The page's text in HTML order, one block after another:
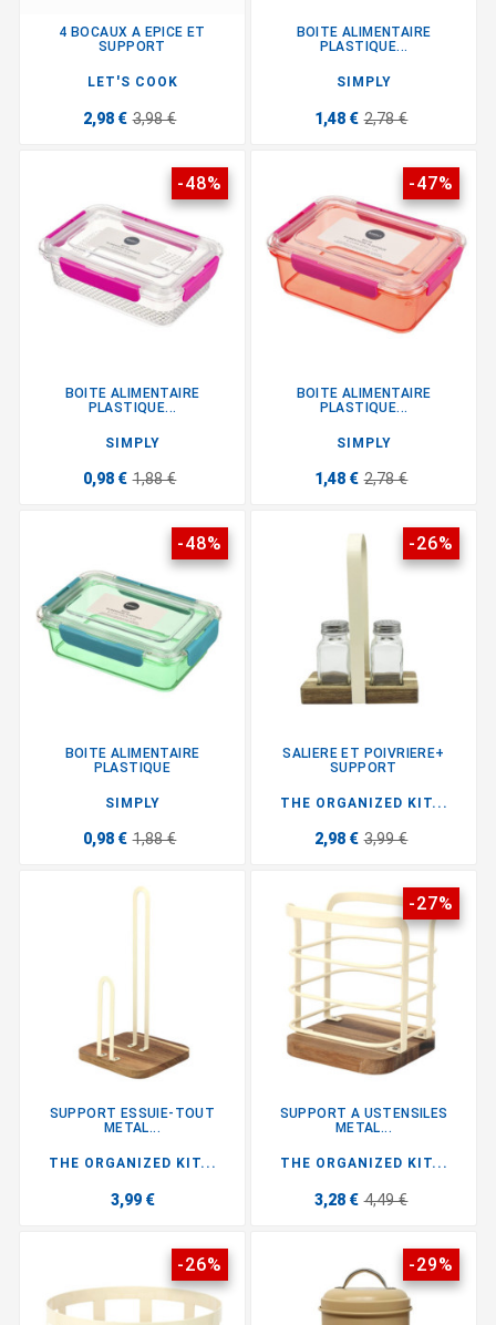
4 BOCAUX A EPICE ET
SUPPORT
LET'S COOK
2,98 € 3,98 €
BOITE ALIMENTAIRE
PLASTIQUE...
SIMPLY
1,48 € 2,78 €
-48%
BOITE ALIMENTAIRE
PLASTIQUE...
SIMPLY
0,98 € 1,88 €
-47%
BOITE ALIMENTAIRE
PLASTIQUE...
SIMPLY
1,48 € 2,78 €
-48%
BOITE ALIMENTAIRE
PLASTIQUE
SIMPLY
0,98 € 1,88 €
-26%
SALIERE ET POIVRIERE+
SUPPORT
THE ORGANIZED KIT...
2,98 € 3,99 €
SUPPORT ESSUIE-TOUT
METAL...
THE ORGANIZED KIT...
3,99 €
-27%
SUPPORT A USTENSILES
METAL...
THE ORGANIZED KIT...
3,28 € 4,49 €
-26% -29%